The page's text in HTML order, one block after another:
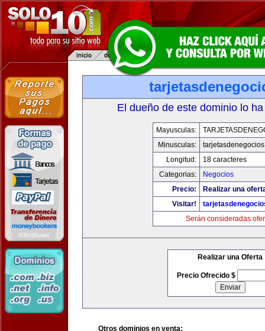
El dueño de este dominio lo
Mayusculas:
Minusculas:
Longitud:
18 caracteres
Categorias:
Negocios
Precio:
Realizar una
Visitar!
Serán consideradas
Realizar una Oferta
Precio Ofrecido $
Otros dominios en venta: